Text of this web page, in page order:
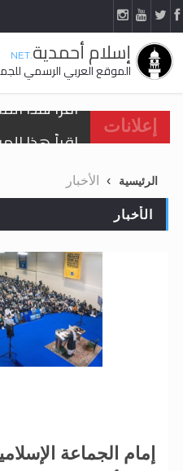
إسلام أحمدية.NET
الموقع العربي الرسمي
إعلانات
اقرأ
تعميم هامّ
تعميم هامّ
اقرأ هذا
اقرأ
الرئيسية الأخبار
الأخبار
إمام الجماعة